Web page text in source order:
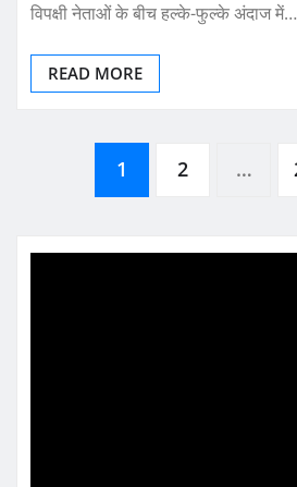
विपक्षी नेताओं के बीच हल्के-फुल्के अंदाज में…
READ MORE
Posts
pagination
1 2 …